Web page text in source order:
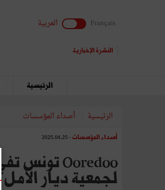
Français العربية
النشرة الإخبارية
الرئيسية
الرئيسية أصداء المؤسسات
أصداء المؤسسات - 2025.04.25
لجمعية ديار الأمل